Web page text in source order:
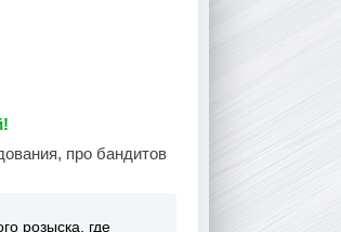
про бандитов
розыска, где